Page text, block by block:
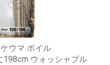
ウマ ボイル
198cm ウォッシャブル